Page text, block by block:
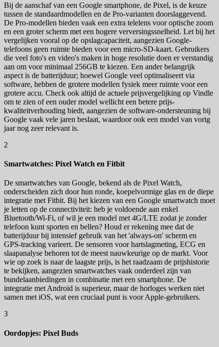
Bij de aanschaf van een Google smartphone, de Pixel, is de keuze
tussen de standaardmodellen en de Pro-varianten doorslaggevend.
De Pro-modellen bieden vaak een extra telelens voor optische zoom
en een groter scherm met een hogere verversingssnelheid. Let bij het
vergelijken vooral op de opslagcapaciteit, aangezien Google-
telefoons geen ruimte bieden voor een micro-SD-kaart. Gebruikers
die veel foto's en video's maken in hoge resolutie doen er verstandig
aan om voor minimaal 256GB te kiezen. Een ander belangrijk
aspect is de batterijduur; hoewel Google veel optimaliseert via
software, hebben de grotere modellen fysiek meer ruimte voor een
grotere accu. Check ook altijd de actuele prijsvergelijking op Vindle
om te zien of een ouder model wellicht een betere prijs-
kwaliteitverhouding biedt, aangezien de software-ondersteuning bij
Google vaak vele jaren beslaat, waardoor ook een model van vorig
jaar nog zeer relevant is.
2
Smartwatches: Pixel Watch en Fitbit
De smartwatches van Google, bekend als de Pixel Watch,
onderscheiden zich door hun ronde, koepelvormige glas en de diepe
integratie met Fitbit. Bij het kiezen van een Google smartwatch moet
je letten op de connectiviteit: heb je voldoende aan enkel
Bluetooth/Wi-Fi, of wil je een model met 4G/LTE zodat je zonder
telefoon kunt sporten en bellen? Houd er rekening mee dat de
batterijduur bij intensief gebruik van het 'always-on' scherm en
GPS-tracking varieert. De sensoren voor hartslagmeting, ECG en
slaapanalyse behoren tot de meest nauwkeurige op de markt. Voor
wie op zoek is naar de laagste prijs, is het raadzaam de prijshistorie
te bekijken, aangezien smartwatches vaak onderdeel zijn van
bundelaanbiedingen in combinatie met een smartphone. De
integratie met Android is superieur, maar de horloges werken niet
samen met iOS, wat een cruciaal punt is voor Apple-gebruikers.
3
Oordopjes: Pixel Buds